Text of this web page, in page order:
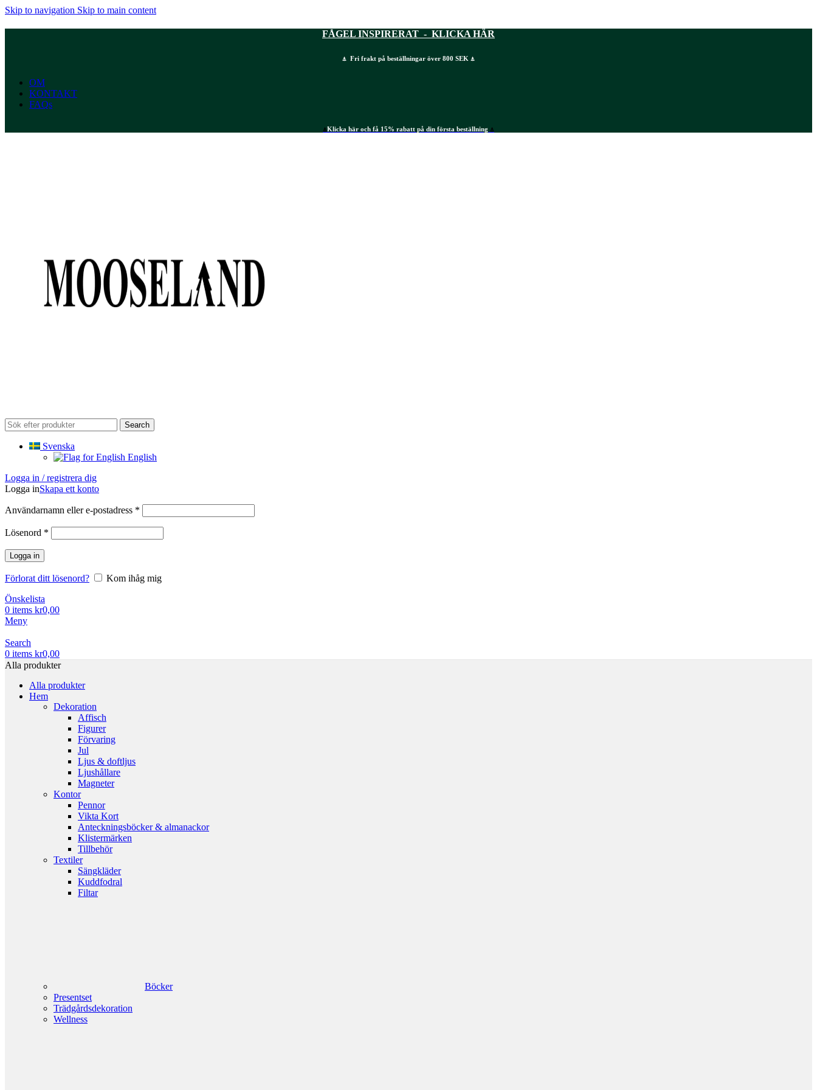
Skip to navigation Skip to main content
FÅGEL INSPIRERAT - KLICKA HÄR
⍋ Fri frakt på beställningar över 800 SEK ⍋
OM
KONTAKT
FAQs
⍋Klicka här och få 15% rabatt på din första beställning ⍋
Search
Svenska
English
Logga in / registrera dig
Logga inSkapa ett konto
Användarnamn eller e-postadress *
Lösenord *
Logga in
Förlorat ditt lösenord?
Kom ihåg mig
Önskelista
0 items kr0,00
Meny
Search
0 items kr0,00
Alla produkter
Alla produkter
Hem
Dekoration
Affisch
Figurer
Förvaring
Jul
Ljus & doftljus
Ljushållare
Magneter
Kontor
Pennor
Vikta Kort
Anteckningsböcker & almanackor
Klistermärken
Tillbehör
Textiler
Sängkläder
Kuddfodral
Filtar
Böcker
Presentset
Trädgårdsdekoration
Wellness